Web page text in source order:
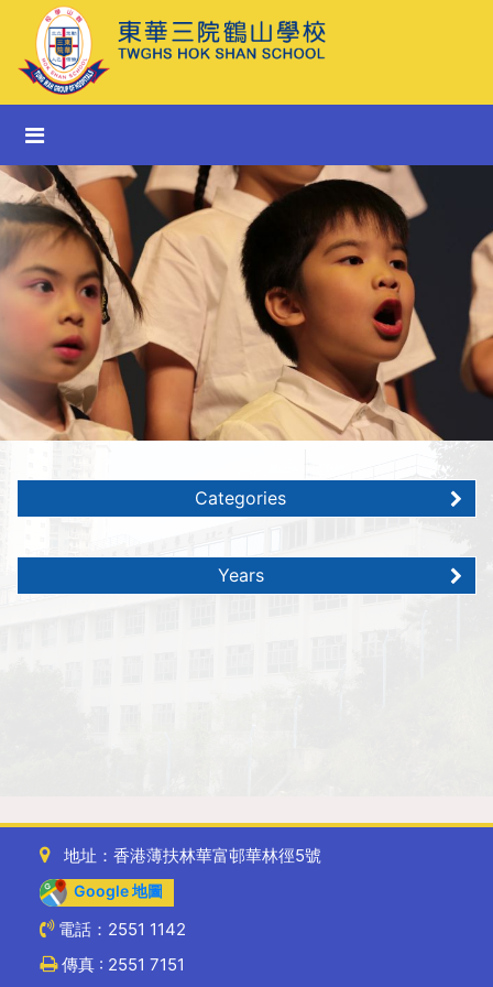
Categories
Years
地址：香港薄扶林華富邨華林徑5號
Google 地圖
電話：2551 1142
傳真 : 2551 7151